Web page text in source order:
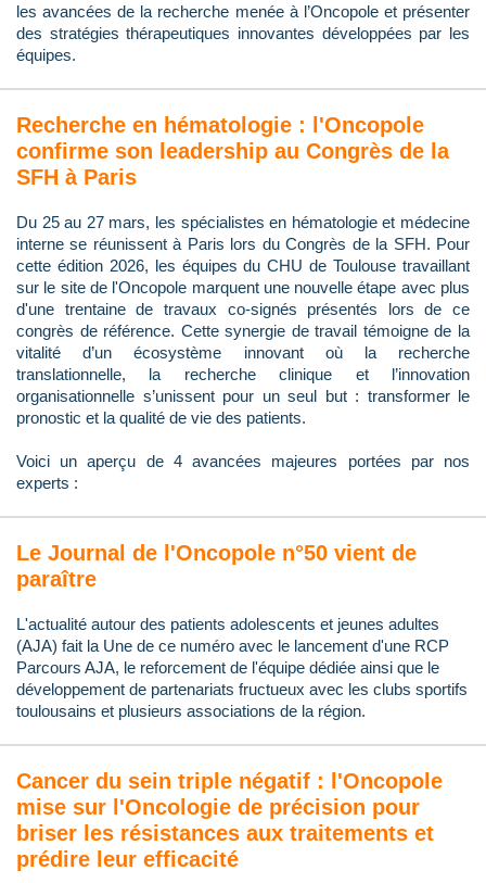
les avancées de la recherche menée à l’Oncopole et présenter
des stratégies thérapeutiques innovantes développées par les
équipes.
Recherche en hématologie : l'Oncopole
confirme son leadership au Congrès de la
SFH à Paris
Du 25 au 27 mars, les spécialistes en hématologie et médecine
interne se réunissent à Paris lors du Congrès de la SFH. Pour
cette édition 2026, les équipes du CHU de Toulouse travaillant
sur le site de l'Oncopole marquent une nouvelle étape avec plus
d'une trentaine de travaux co-signés présentés lors de ce
congrès de référence. Cette synergie de travail témoigne de la
vitalité d’un écosystème innovant où la recherche
translationnelle, la recherche clinique et l’innovation
organisationnelle s’unissent pour un seul but : transformer le
pronostic et la qualité de vie des patients.
Voici un aperçu de 4 avancées majeures portées par nos
experts :
Le Journal de l'Oncopole n°50 vient de
paraître
L'actualité autour des patients adolescents et jeunes adultes
(AJA) fait la Une de ce numéro avec le lancement d'une RCP
Parcours AJA, le reforcement de l'équipe dédiée ainsi que le
développement de partenariats fructueux avec les clubs sportifs
toulousains et plusieurs associations de la région.
Cancer du sein triple négatif : l'Oncopole
mise sur l'Oncologie de précision pour
briser les résistances aux traitements et
prédire leur efficacité